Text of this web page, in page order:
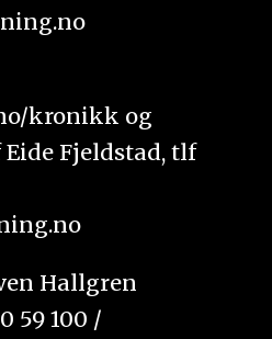
kronikk og
Fjeldstad, tlf
Hallgren
59 100 /